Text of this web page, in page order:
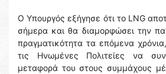
Ο Υπουργός εξήγησε ότι το LNG
σήμερα και θα διαμορφώσει την
πραγματικότητα τα επόμενα
τις Ηνωμένες Πολιτείες να
μεταφορά του στους συμμάχους